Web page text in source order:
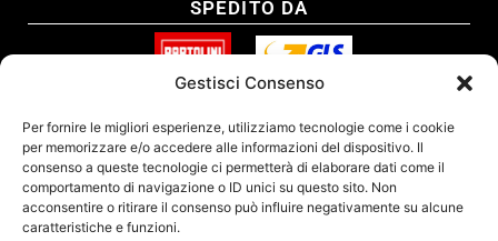
Gestisci Consenso
Per fornire le migliori esperienze, utilizziamo tecnologie come i cookie
per memorizzare e/o accedere alle informazioni del dispositivo. Il
consenso a queste tecnologie ci permetterà di elaborare dati come il
comportamento di navigazione o ID unici su questo sito. Non
acconsentire o ritirare il consenso può influire negativamente su alcune
caratteristiche e funzioni.
SPEDITO DA